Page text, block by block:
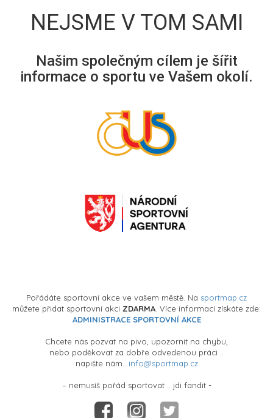
NEJSME V TOM SAMI
Našim společným cílem je šířit
informace o sportu ve Vašem okolí.
Pořádáte sportovní akce ve vašem městě. Na sportmap.cz
můžete přidat sportovní akci ZDARMA . Více informací získáte zde:
ADMINISTRACE SPORTOVNÍ AKCE
Chcete nás pozvat na pivo, upozornit na chybu,
nebo poděkovat za dobře odvedenou práci ..
napište nám.. info@sportmap.cz
– nemusíš pořád sportovat .. jdi fandit -